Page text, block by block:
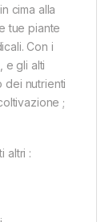
cima alla
tue piante
Con i
e gli alti
dei nutrienti
;
altri :